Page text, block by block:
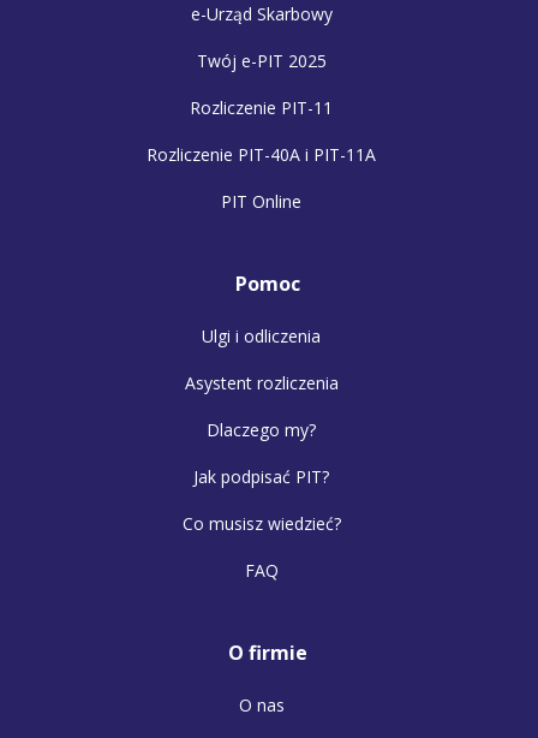
e-Urząd Skarbowy
Twój e-PIT 2025
Rozliczenie PIT-11
Rozliczenie PIT-40A i PIT-11A
PIT Online
Pomoc
Ulgi i odliczenia
Asystent rozliczenia
Dlaczego my?
Jak podpisać PIT?
Co musisz wiedzieć?
FAQ
O firmie
O nas